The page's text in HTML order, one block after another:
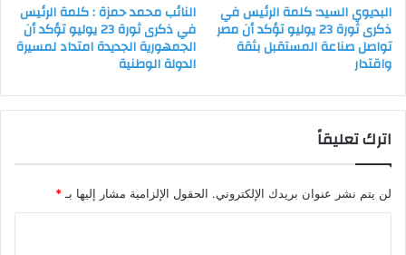
البديوي السيد: كلمة الرئيس في
ذكرى ثورة 23 يوليو تؤكد أن مصر
تواصل صناعة المستقبل بثقة
واقتدار
النائب محمد حمزة : كلمة الرئيس
في ذكرى ثورة 23 يوليو تؤكد أن
الجمهورية الجديدة امتداد لمسيرة
الدولة الوطنية
اترك تعليقاً
لن يتم نشر عنوان بريدك الإلكتروني. الحقول الإلزامية مشار إليها بـ*